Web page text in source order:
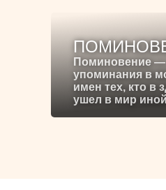
Поминовение —
упоминания в
имен тех, кто в
ушел в мир